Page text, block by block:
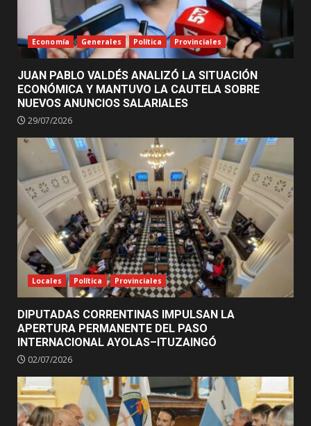
Economía Generales Política Provinciales
JUAN PABLO VALDÉS ANALIZÓ LA SITUACIÓN
ECONÓMICA Y MANTUVO LA CAUTELA SOBRE
NUEVOS ANUNCIOS SALARIALES
29/07/2026
Locales Política Provinciales
DIPUTADAS CORRENTINAS IMPULSAN LA
APERTURA PERMANENTE DEL PASO
INTERNACIONAL AYOLAS–ITUZAINGÓ
02/07/2026